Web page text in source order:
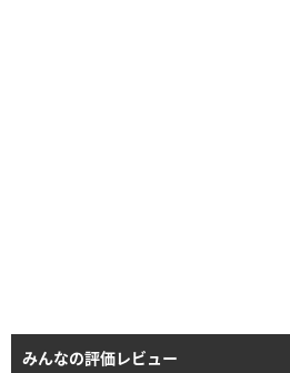
みんなの評価レビュー